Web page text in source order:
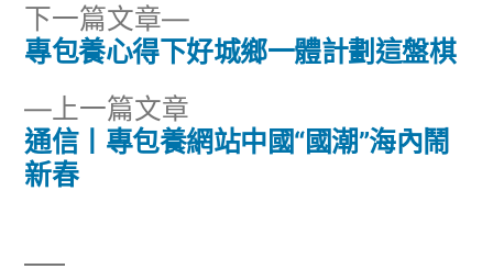
文
章
導
上一篇文章
一
通信丨專包養網站中國“國潮”海內鬧
新春
下一篇文章
下
一
章:
專包養心得下好城鄉一體計劃這盤棋